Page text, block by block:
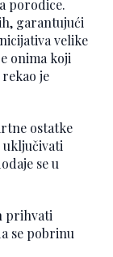
porodice.
garantujući
velike
onima koji
je
ostatke
uključivati
se u
prihvati
se pobrinu